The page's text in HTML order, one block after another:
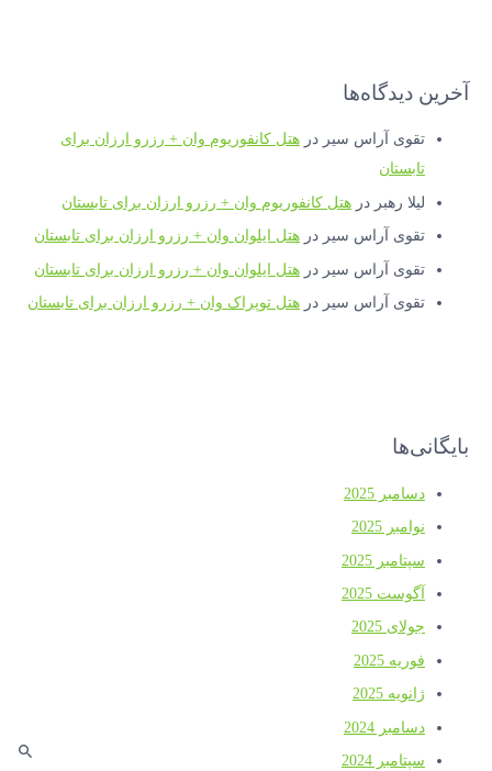
آخرین دیدگاه‌ها
تقوی آراس سیر درهتل کانفوریوم وان + رزرو ارزان برای
تابستان
لیلا رهبر درهتل کانفوریوم وان + رزرو ارزان برای تابستان
تقوی آراس سیر درهتل ایلوان وان + رزرو ارزان برای تابستان
تقوی آراس سیر درهتل ایلوان وان + رزرو ارزان برای تابستان
تقوی آراس سیر درهتل توپراک وان + رزرو ارزان برای تابستان
بایگانی‌ها
دسامبر 2025
نوامبر 2025
سپتامبر 2025
آگوست 2025
جولای 2025
فوریه 2025
ژانویه 2025
دسامبر 2024
سپتامبر 2024